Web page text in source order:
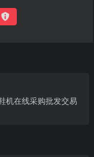
机在线采购批发交易